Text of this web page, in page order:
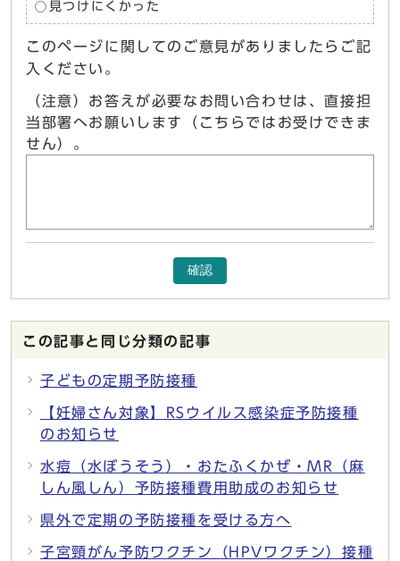
見つけにくかった
このページに関してのご意見がありましたらご記
入ください。
（注意）お答えが必要なお問い合わせは、直接担
当部署へお願いします（こちらではお受けできま
せん）。
確認
この記事と同じ分類の記事
子どもの定期予防接種
【妊婦さん対象】RSウイルス感染症予防接種
のお知らせ
水痘（水ぼうそう）・おたふくかぜ・MR（麻
しん風しん）予防接種費用助成のお知らせ
県外で定期の予防接種を受ける方へ
子宮頸がん予防ワクチン（HPVワクチン）接種